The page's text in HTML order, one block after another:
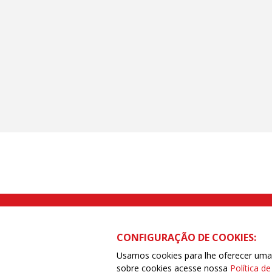
Rua Caetano Pinto nº 575 CEP
CONFIGURAÇÃO DE COOKIES:
Usamos cookies para lhe oferecer
sobre cookies acesse nossa Política